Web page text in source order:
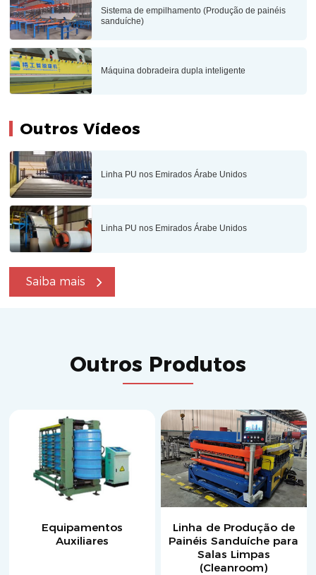
Sistema de empilhamento (Produção de painéis
sanduíche)
Máquina dobradeira dupla inteligente
Outros Vídeos
Linha PU nos Emirados Árabe Unidos
Linha PU nos Emirados Árabe Unidos
Saiba mais
Outros Produtos
Equipamentos
Auxiliares
Linha de Produção de
Painéis Sanduíche para
Salas Limpas
(Cleanroom)